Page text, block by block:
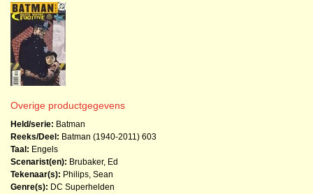
Overige productgegevens
Held/serie: Batman
Reeks/Deel: Batman (1940-2011) 603
Taal: Engels
Scenarist(en): Brubaker, Ed
Tekenaar(s): Philips, Sean
Genre(s): DC Superhelden